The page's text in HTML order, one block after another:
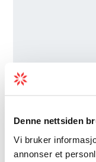
Denne nettsiden
Vi bruker
annonser et